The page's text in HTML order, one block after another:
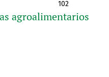
102
agroalimentarios